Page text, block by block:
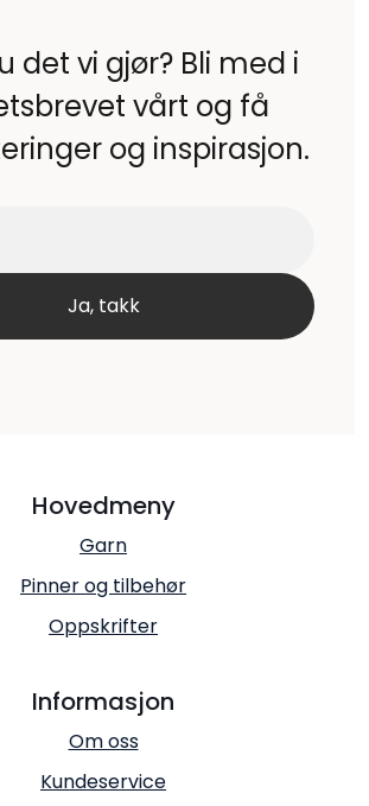
det vi gjør? Bli med i
vårt og få
og inspirasjon.
Hovedmeny
Garn
Pinner og tilbehør
Oppskrifter
Informasjon
Om oss
Kundeservice